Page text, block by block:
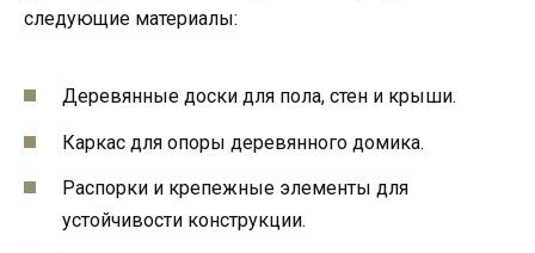
следующие материалы:
Деревянные доски для пола, стен и крыши.
Каркас для опоры деревянного домика.
Распорки и крепежные элементы для
устойчивости конструкции.